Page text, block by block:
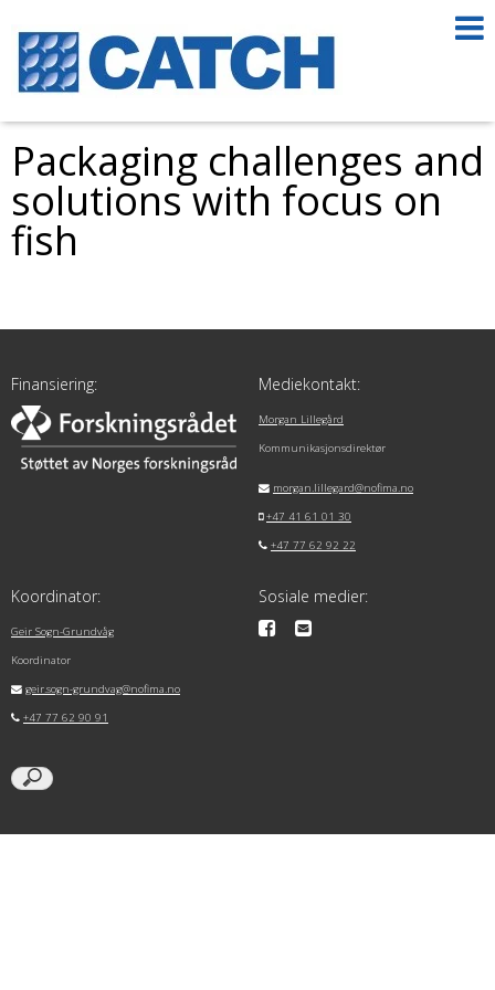
Packaging challenges and
solutions with focus on
fish
Finansiering: Mediekontakt:
Morgan Lillegård
Kommunikasjonsdirektør
morgan.lillegard@nofima.no
+47 41 61 01 30
+47 77 62 92 22
Koordinator:
Geir Sogn-Grundvåg
Koordinator
geir.sogn-grundvag@nofima.no
+47 77 62 90 91
Sosiale medier: